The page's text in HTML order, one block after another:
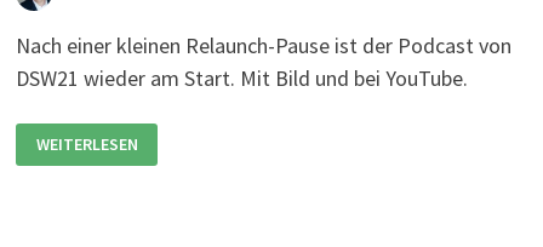
Nach einer kleinen Relaunch-Pause ist der Podcast von
DSW21 wieder am Start. Mit Bild und bei YouTube.
–
JETZT
WEITERLESEN